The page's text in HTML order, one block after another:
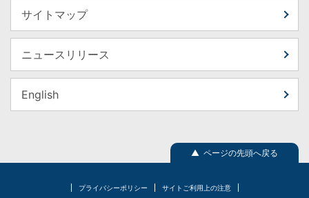
サイトマップ
ニュースリリース
English
プライバシーポリシー サイトご利用上の注意
▲ ページの先頭へ戻る